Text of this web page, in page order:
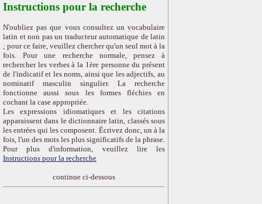
Instructions pour la recherche
N'oubliez pas que vous consultez un vocabulaire
latin et non pas un traducteur automatique de latin
; pour ce faire, veuillez chercher qu'un seul mot à la
fois. Pour une recherche normale, pensez à
rechercher les verbes à la 1ère personne du présent
de l'indicatif et les noms, ainsi que les adjectifs, au
nominatif masculin singulier. La recherche
fonctionne aussi sous les formes fléchies en
cochant la case appropriée.
Les expressions idiomatiques et les citations
apparaissent dans le dictionnaire latin, classés sous
les entrées qui les composent. Écrivez donc, un à la
fois, l'un des mots les plus significatifs de la phrase.
Pour plus d'information, veuillez lire les
Instructions pour la recherche
continue ci-dessous